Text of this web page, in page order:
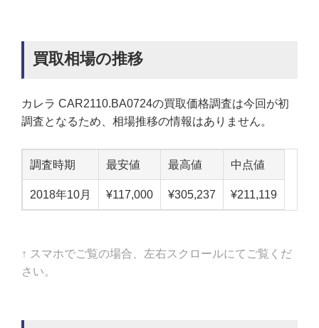
買取相場の推移
カレラ CAR2110.BA0724の買取価格調査は今回が初
調査となるため、相場推移の情報はありません。
調査時期 最安値 最高値 中点値
2018年10月 ¥117,000 ¥305,237 ¥211,119
↑ スマホでご覧の場合、左右スクロールにてご覧くだ
さい。